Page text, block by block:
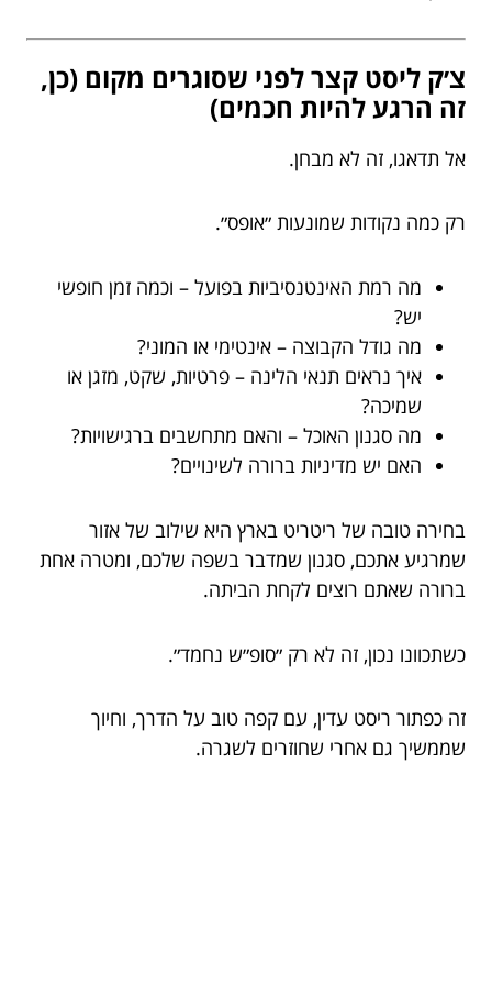
צ׳ק ליסט קצר לפני שסוגרים מקום (כן,
זה הרגע להיות חכמים)
אל תדאגו, זה לא מבחן.
רק כמה נקודות שמונעות ״אופס״.
מה רמת האינטנסיביות בפועל – וכמה זמן חופשי
יש?
מה גודל הקבוצה – אינטימי או המוני?
איך נראים תנאי הלינה – פרטיות, שקט, מזגן או
שמיכה?
מה סגנון האוכל – והאם מתחשבים ברגישויות?
האם יש מדיניות ברורה לשינויים?
בחירה טובה של ריטריט בארץ היא שילוב של אזור
שמרגיע אתכם, סגנון שמדבר בשפה שלכם, ומטרה אחת
ברורה שאתם רוצים לקחת הביתה.
כשתכוונו נכון, זה לא רק ״סופ״ש נחמד״.
זה כפתור ריסט עדין, עם קפה טוב על הדרך, וחיוך
שממשיך גם אחרי שחוזרים לשגרה.